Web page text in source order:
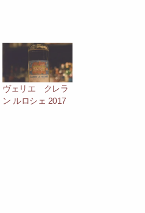
ヴェリエ クレラ
ン ルロシェ 2017